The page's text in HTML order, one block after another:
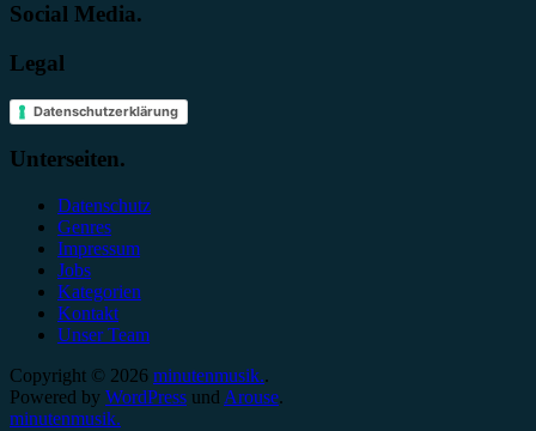
Social Media.
Legal
Datenschutzerklärung
Unterseiten.
Datenschutz
Genres
Impressum
Jobs
Kategorien
Kontakt
Unser Team
Copyright © 2026 minutenmusik..
Powered by WordPress und Arouse.
minutenmusik.